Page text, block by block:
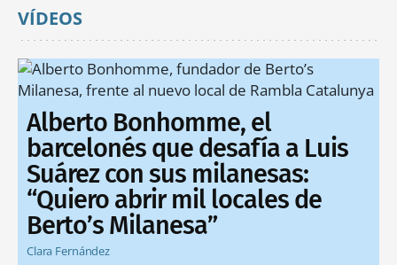
VÍDEOS
Alberto Bonhomme, el
barcelonés que desafía a Luis
Suárez con sus milanesas:
“Quiero abrir mil locales de
Berto’s Milanesa”
Clara Fernández